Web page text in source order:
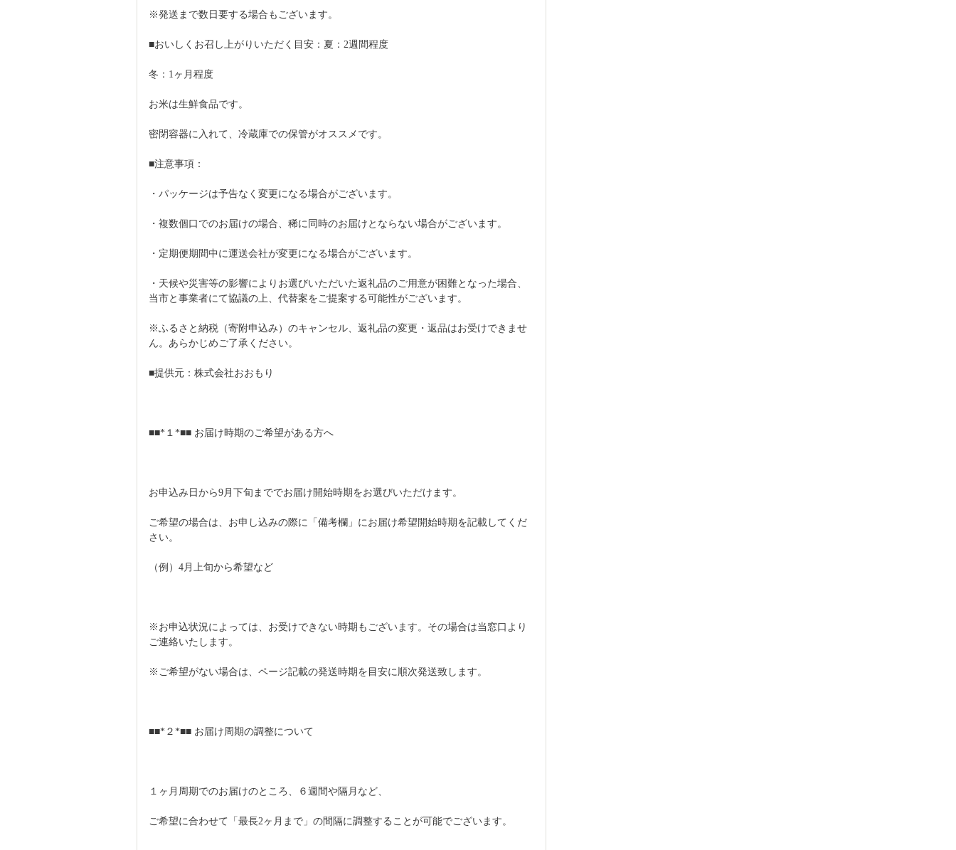
※発送まで数日要する場合もございます。
■おいしくお召し上がりいただく目安：夏：2週間程度
冬：1ヶ月程度
お米は生鮮食品です。
密閉容器に入れて、冷蔵庫での保管がオススメです。
■注意事項：
・パッケージは予告なく変更になる場合がございます。
・複数個口でのお届けの場合、稀に同時のお届けとならない場合がございます。
・定期便期間中に運送会社が変更になる場合がございます。
・天候や災害等の影響によりお選びいただいた返礼品のご用意が困難となった場合、
当市と事業者にて協議の上、代替案をご提案する可能性がございます。
※ふるさと納税（寄附申込み）のキャンセル、返礼品の変更・返品はお受けできませ
ん。あらかじめご了承ください。
■提供元：株式会社おおもり
■■*１*■■ お届け時期のご希望がある方へ
お申込み日から9月下旬まででお届け開始時期をお選びいただけます。
ご希望の場合は、お申し込みの際に「備考欄」にお届け希望開始時期を記載してくだ
さい。
（例）4月上旬から希望など
※お申込状況によっては、お受けできない時期もございます。その場合は当窓口より
ご連絡いたします。
※ご希望がない場合は、ページ記載の発送時期を目安に順次発送致します。
■■*２*■■ お届け周期の調整について
１ヶ月周期でのお届けのところ、６週間や隔月など、
ご希望に合わせて「最長2ヶ月まで」の間隔に調整することが可能でございます。